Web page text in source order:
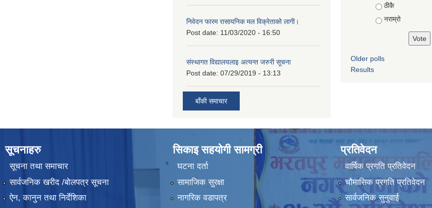
निवेदन फारम रासायनिक मल विक्रेताको लागी।
Post date: 11/03/2020 - 16:50
संस्थागत विद्यालयलाइ अत्यन्त जरुरी सूचना
Post date: 07/29/2019 - 13:13
बाँकी समाचार
ठीकै
नराम्रो
Older polls
Results
सूचनाहरु
सूचना तथा समाचार
सार्वजनिक खरीद /बोलपत्र सूचना
ऐन, कानुन तथा निर्देशिका
सिकाइ सहयोगी सामग्री
घटना दर्ता
सामाजिक सुरक्षा
नागरिक वडापत्र
प्रतिवेदन
वार्षिक प्रगति प्रतिवेदन
चौमासिक प्रगति प्रतिवेदन
सार्वजनिक सुनुवाई